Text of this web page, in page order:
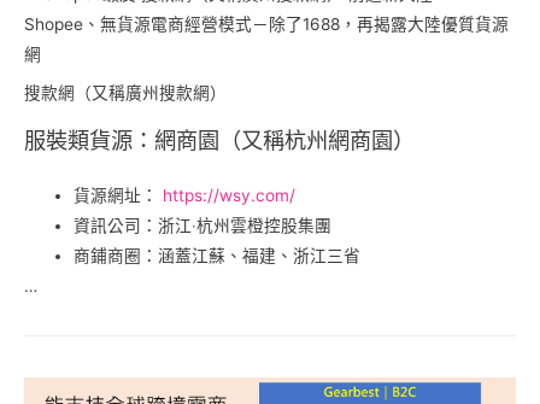
搜款網（又稱廣州搜款網）
服裝類貨源：網商園（又稱杭州網商園）
貨源網址：
https://wsy.com/
資訊公司：浙江‧杭州雲橙控股集團
商鋪商圈：涵蓋江蘇、福建、浙江三省
…